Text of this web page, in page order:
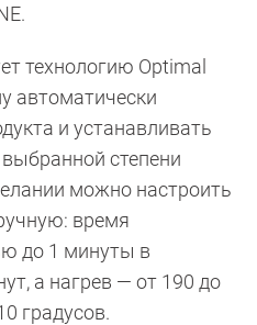
технологию Optimal
автоматически
и устанавливать
степени
можно настроить
время
до 1 минуты в
а нагрев — от 190 до
градусов.